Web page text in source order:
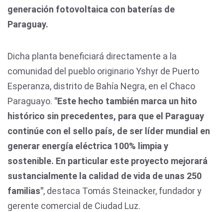
generación fotovoltaica con baterías de
Paraguay.
Dicha planta beneficiará directamente a la
comunidad del pueblo originario Yshyr de Puerto
Esperanza, distrito de Bahía Negra, en el Chaco
Paraguayo. "Este hecho también marca un hito
histórico sin precedentes, para que el Paraguay
continúe con el sello país, de ser líder mundial en
generar energía eléctrica 100% limpia y
sostenible. En particular este proyecto mejorará
sustancialmente la calidad de vida de unas 250
familias", destaca Tomás Steinacker, fundador y
gerente comercial de Ciudad Luz.